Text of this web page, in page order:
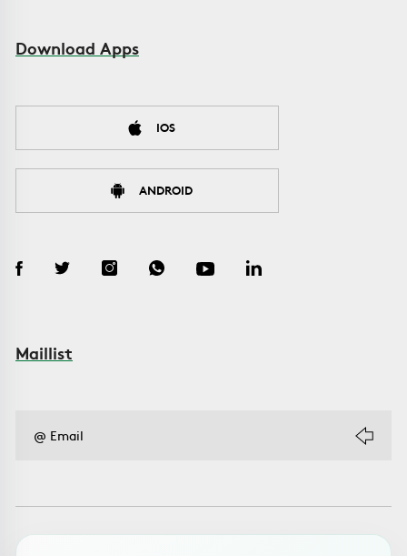
Download Apps
IOS
ANDROID
Maillist